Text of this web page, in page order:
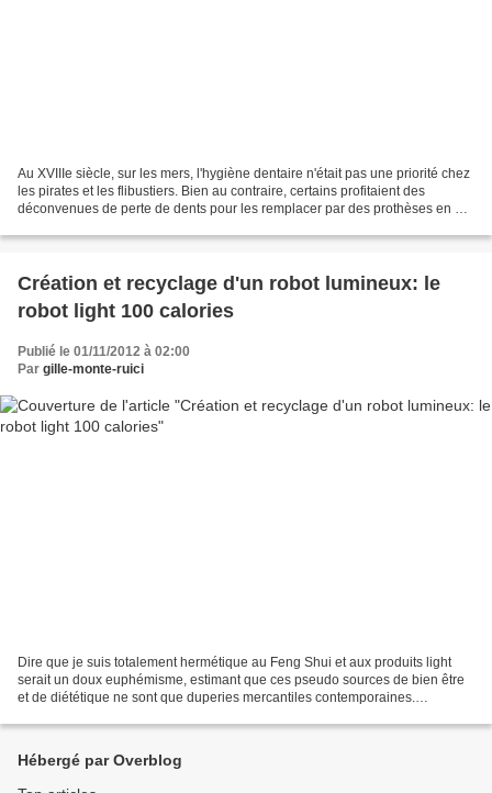
Au XVIIIe siècle, sur les mers, l'hygiène dentaire n'était pas une priorité chez
les pirates et les flibustiers. Bien au contraire, certains profitaient des
déconvenues de perte de dents pour les remplacer par des prothèses en or
Création et recyclage d'un robot lumineux: le
robot light 100 calories
Publié le 01/11/2012 à 02:00
Par gille-monte-ruici
Dire que je suis totalement hermétique au Feng Shui et aux produits light
serait un doux euphémisme, estimant que ces pseudo sources de bien être
et de diététique ne sont que duperies mercantiles contemporaines.
Hébergé par Overblog